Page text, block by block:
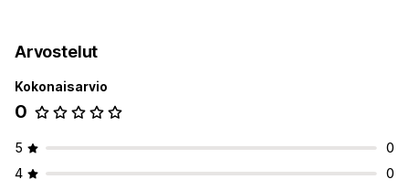
Tallenna myöhempää käyttöä varten
Luetteloiden hallinta
Jakolinkit Useat luettelot
Arvostelut
Kokonaisarvio
0
5
0
4
0